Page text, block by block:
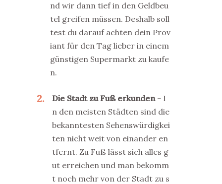
nd wir dann tief in den Geldbeu
tel greifen müssen. Deshalb soll
test du darauf achten dein Prov
iant für den Tag lieber in einem
günstigen Supermarkt zu kaufe
n.
2 Die Stadt zu Fuß erkunden
I
n den meisten Städten sind die
bekanntesten Sehenswürdigkei
ten nicht weit von einander en
tfernt. Zu Fuß lässt sich alles g
ut erreichen und man bekomm
t noch mehr von der Stadt zu s